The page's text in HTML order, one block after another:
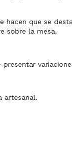
hacen que se
sobre la mesa.
artesanal.